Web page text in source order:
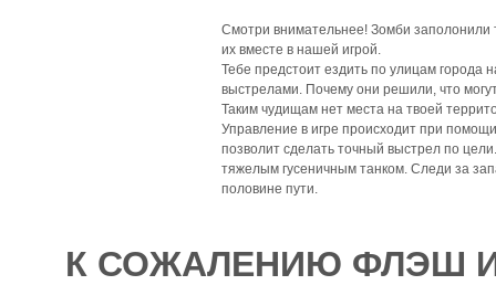
Смотри внимательнее! Зомби
их вместе в нашей игрой.
Тебе предстоит ездить по улицам
выстрелами. Почему они решили, что
Таким чудищам нет места на твоей
Управление в игре происходит при
позволит сделать точный выстрел по
тяжелым гусеничным танком. Следи за
половине пути.
К СОЖАЛЕНИЮ ФЛЭШ